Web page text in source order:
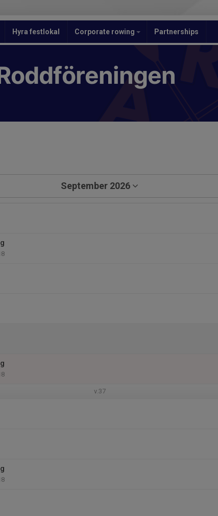
Hyra festlokal Corporate rowing Partnerships
September 2026
v.37